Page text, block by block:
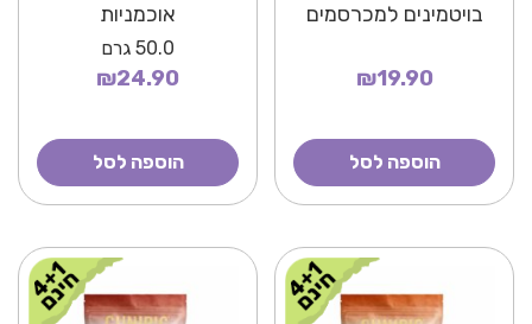
בויטמינים למכרסמים
₪19.90
הוספה לסל
אוכמניות
50.0 גרם
₪24.90
הוספה לסל